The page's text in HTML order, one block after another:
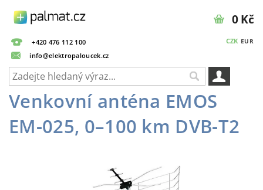
+420 476 112 100
info@elektropaloucek.cz
CZK EUR
0 Kč
Venkovní anténa EMOS
EM-025, 0–100 km DVB-T2